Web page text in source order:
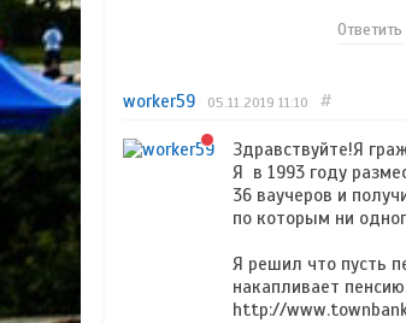
Ответить
worker59 05.11.2019 11:10 #
Здравствуйте!Я
Я в 1993 году
36 ваучеров и
по которым ни
Я решил что пусть
накапливает
http://